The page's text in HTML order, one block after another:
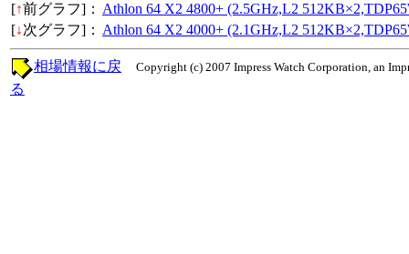
[↑前グラフ]： Athlon 64 X2 4800+ (2.5GHz,L2
[↓次グラフ]： Athlon 64 X2 4000+ (2.1GHz,L2
Copyright (c) 2007 Impress Watch Corporation, an
相場情報に戻
る